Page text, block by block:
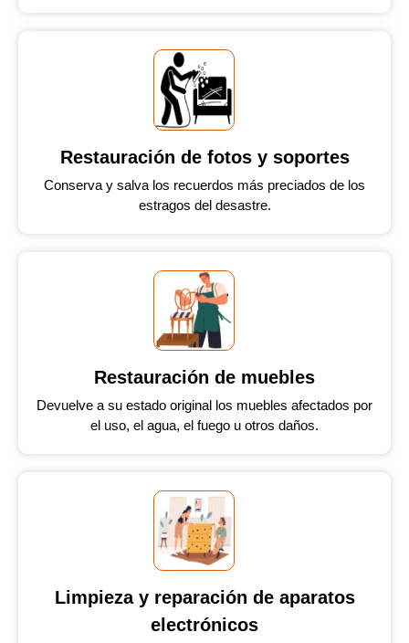
Restauración de fotos y soportes
Conserva y salva los recuerdos más preciados de los
estragos del desastre.
Restauración de muebles
Devuelve a su estado original los muebles afectados por
el uso, el agua, el fuego u otros daños.
Limpieza y reparación de aparatos
electrónicos